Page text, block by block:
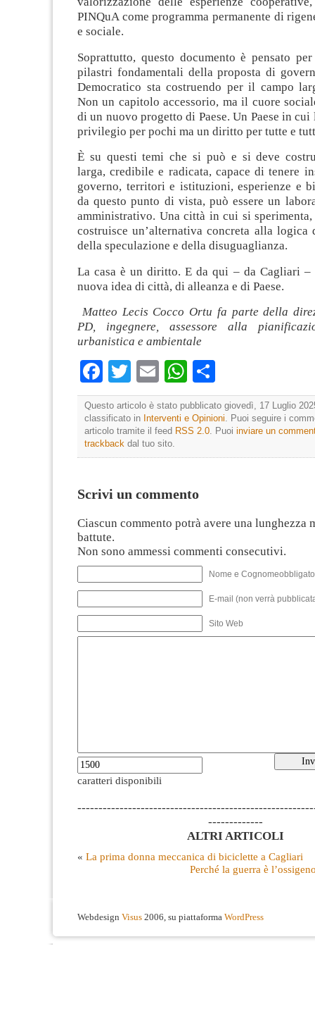
PINQuA come programma permanente di
e sociale.
Soprattutto, questo documento è pensato
pilastri fondamentali della proposta di
Democratico sta costruendo per il campo
Non un capitolo accessorio, ma il cuore
di un nuovo progetto di Paese. Un Paese in cui
privilegio per pochi ma un diritto per tutte e
È su questi temi che si può e si deve
larga, credibile e radicata, capace di tenere
governo, territori e istituzioni, esperienze e
da questo punto di vista, può essere un
amministrativo. Una città in cui si
costruisce un’alternativa concreta alla logica
della speculazione e della disuguaglianza.
La casa è un diritto. E da qui – da Cagliari –
nuova idea di città, di alleanza e di Paese.
Matteo Lecis Cocco Ortu fa parte della
PD, ingegnere, assessore alla
urbanistica e ambientale
Facebook
TwitterEmailWhatsApp
Questo articolo è stato pubblicato giovedì, 17 Luglio
classificato in Interventi e Opinioni. Puoi seguire i
articolo tramite il feed RSS 2.0. Puoi inviare un
trackback dal tuo sito.
Scrivi un commento
Ciascun commento potrà avere una lunghezza
battute.
Non sono ammessi commenti consecutivi.
Nome e
E-mail (non verrà
Sito Web
caratteri disponibili
-------------
ALTRI ARTICOLI
« La prima donna meccanica di biciclette a Cagliari
Perché la guerra è
Webdesign Visus 2006, su piattaforma WordPress